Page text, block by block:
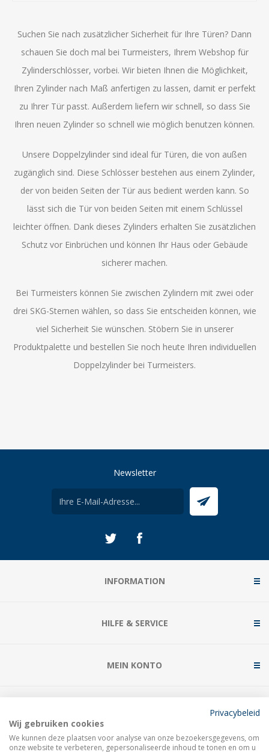
Suchen Sie nach zusätzlicher Sicherheit für Ihre Türen? Dann
schauen Sie doch mal bei Turmeisters, Ihrem Webshop für
Zylinderschlösser, vorbei. Wir bieten Ihnen die Möglichkeit,
Ihren Zylinder nach Maß anfertigen zu lassen, damit er perfekt
zu Ihrer Tür passt. Außerdem liefern wir schnell, so dass Sie
Ihren neuen Zylinder so schnell wie möglich benutzen können.
Unsere Doppelzylinder sind ideal für Türen, die von außen
zugänglich sind. Diese Schlösser bestehen aus einem Zylinder,
der von beiden Seiten der Tür aus bedient werden kann. So
lässt sich die Tür von beiden Seiten mit einem Schlüssel
leichter öffnen. Dank dieses Zylinders erhalten Sie zusätzlichen
Schutz vor Einbrüchen und können Ihr Haus oder Gebäude
sicherer machen.
Bei Turmeisters können Sie zwischen Zylindern mit zwei oder
drei SKG-Sternen wählen, so dass Sie entscheiden können, wie
viel Sicherheit Sie wünschen. Stöbern Sie in unserer
Produktpalette und bestellen Sie noch heute Ihren individuellen
Doppelzylinder bei Turmeisters.
Newsletter
INFORMATION
HILFE & SERVICE
MEIN KONTO
Privacybeleid
Wij gebruiken cookies
We kunnen deze plaatsen voor analyse van onze bezoekersgegevens, om
onze website te verbeteren, gepersonaliseerde inhoud te tonen en om u